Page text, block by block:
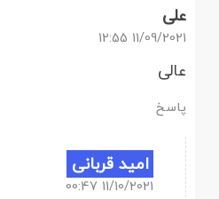
علی
11/09/2021 12:55
عالی
پاسخ
امید قربانی
11/10/2021 00:47